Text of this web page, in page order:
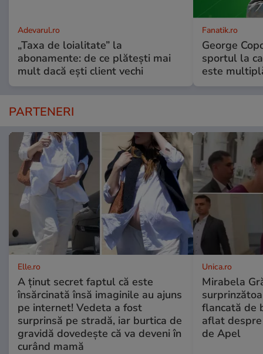
Adevarul.ro
„Taxa de loialitate” la
abonamente: de ce plătești mai
mult dacă ești client vechi
Fanatik.ro
George
sportul la
este
PARTENERI
Elle.ro
A ținut secret faptul că este
însărcinată însă imaginile au ajuns
pe internet! Vedeta a fost
surprinsă pe stradă, iar burtica de
gravidă dovedește că va deveni în
curând mamă
Unica.ro
Mirabela
flancată de
aflat
de Apel